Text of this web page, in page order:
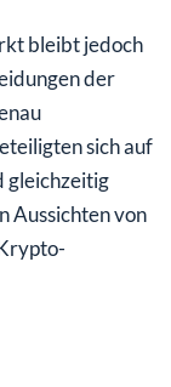
bleibt jedoch
der
sich auf
gleichzeitig
Aussichten von